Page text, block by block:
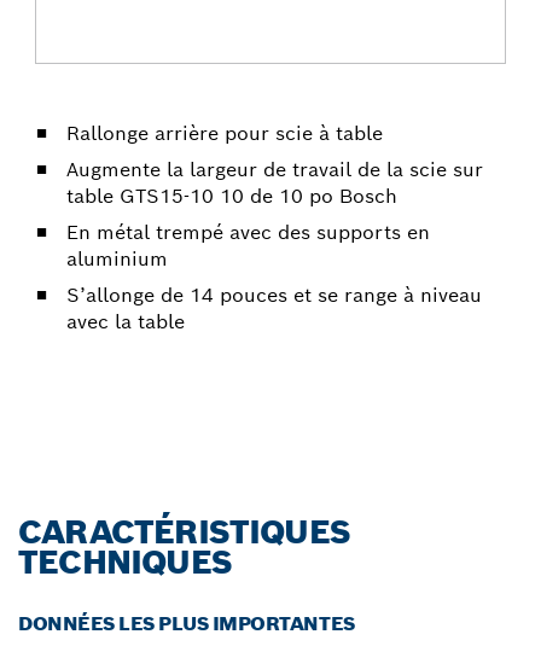
Rallonge arrière pour scie à table
Augmente la largeur de travail de la scie sur
table GTS15-10 10 de 10 po Bosch
En métal trempé avec des supports en
aluminium
S’allonge de 14 pouces et se range à niveau
avec la table
CARACTÉRISTIQUES
TECHNIQUES
DONNÉES LES PLUS IMPORTANTES